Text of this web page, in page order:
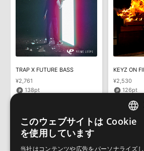
用意しておりません。ご購入後のご不明点
わせなどは
テクニカルサポート
までご連
デモソングは、製品収録サウンドを使って
めのデモンストレーション用の楽曲です。
そのものをお使いいただくことはできま
保証するものではありません。
ダウンロード製品という性質上、一切の
しかねます。
マークのついた情報は、該当する製品のご
おります。ご覧頂くには、該当する製品をご購
URBAN STYLES4のサポート情報
TRAP X FUTURE BASS
¥2,761
138pt
KEYZ ON
¥2,530
126pt
このウェブサイトは Cookie
を使用しています
当社はコンテンツや広告をパーソナライズし